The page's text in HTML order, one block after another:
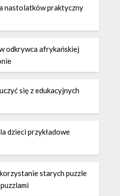
nastolatków praktyczny
odkrywca afrykańskiej
się z edukacyjnych
dzieci przykładowe
starych puzzle